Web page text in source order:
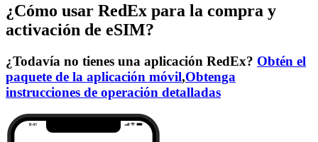
¿Cómo usar RedEx para la compra y
activación de eSIM?
¿Todavía no tienes una aplicación RedEx? Obtén el
paquete de la aplicación móvil,Obtenga
instrucciones de operación detalladas